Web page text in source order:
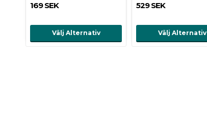
169 SEK
Välj Alternativ
529 SEK
Välj Alternativ